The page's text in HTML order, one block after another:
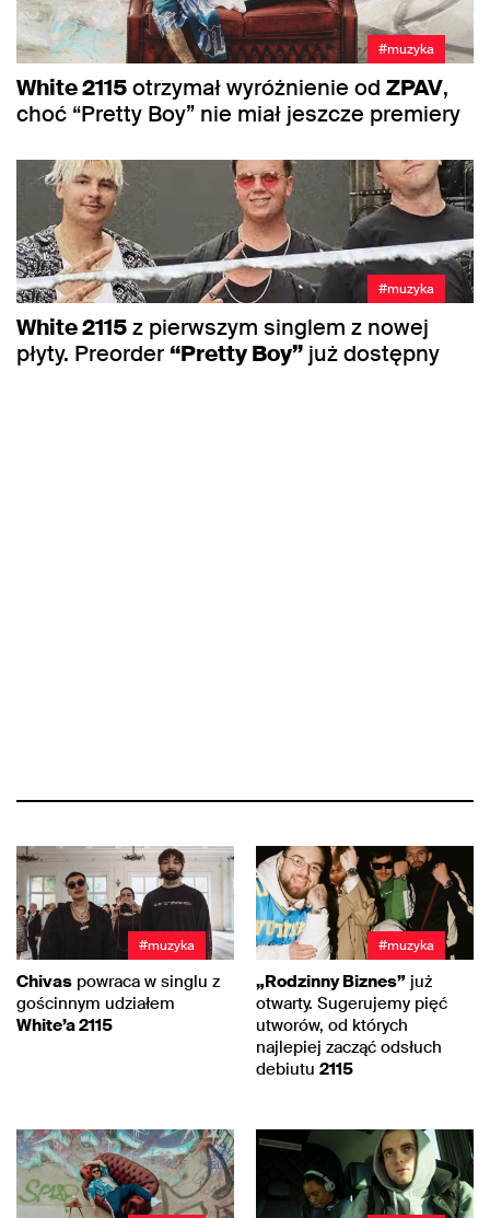
#muzyka
White 2115otrzymał wyróżnienie od ZPAV,
choć “Pretty Boy” nie miał jeszcze premiery
#muzyka
White 2115z pierwszym singlem z nowej
płyty. Preorder “Pretty Boy” już dostępny
#muzyka
Chivas powraca w singlu z
gościnnym udziałem
White’a 2115
#muzyka
„Rodzinny Biznes” już
otwarty. Sugerujemy pięć
utworów, od których
najlepiej zacząć odsłuch
debiutu 2115